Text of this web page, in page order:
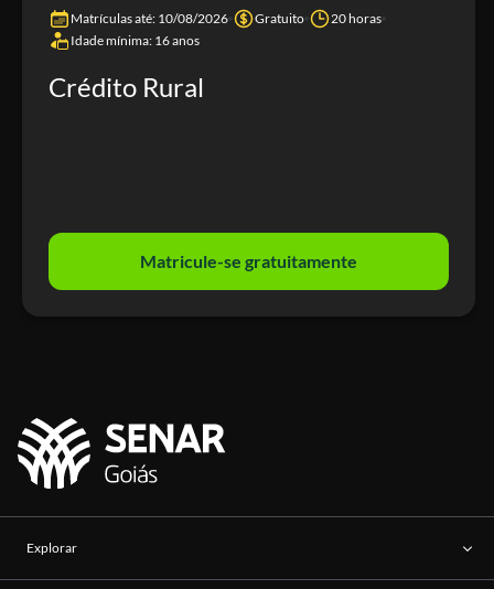
Matrículas até: 10/08/2026 Gratuito
20 horas
Idade mínima: 16 anos
Crédito Rural
Matricule-se gratuitamente
Explorar